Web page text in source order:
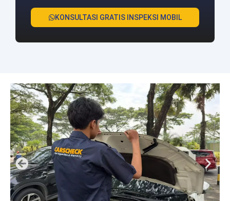
KONSULTASI GRATIS INSPEKSI MOBIL